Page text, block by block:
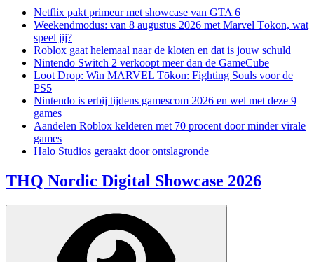
Netflix pakt primeur met showcase van GTA 6
Weekendmodus: van 8 augustus 2026 met Marvel Tōkon, wat
speel jij?
Roblox gaat helemaal naar de kloten en dat is jouw schuld
Nintendo Switch 2 verkoopt meer dan de GameCube
Loot Drop: Win MARVEL Tōkon: Fighting Souls voor de
PS5
Nintendo is erbij tijdens gamescom 2026 en wel met deze 9
games
Aandelen Roblox kelderen met 70 procent door minder virale
games
Halo Studios geraakt door ontslagronde
THQ Nordic Digital Showcase 2026